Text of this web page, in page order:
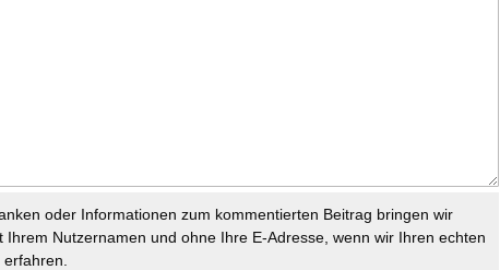
oder Informationen zum kommentierten Beitrag bringen wir
Ihrem Nutzernamen und ohne Ihre E-Adresse, wenn wir Ihren echten